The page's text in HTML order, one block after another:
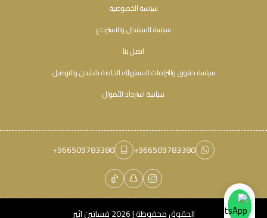
سياسة الخصوصية
سياسة الاستبدال والاسترجاع
اتصل بنا
سياسة حقوق والتزامات المستهلك الخاصة بالشحن والتوصيل
سياسة استرداد الأموال
+966509783380
+966509783380
الحقوق محفوظة | 2026 فساتين اثير